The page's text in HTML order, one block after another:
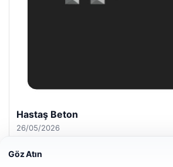
Enes Kaplan Avukatlık Bürosu
28/04/2026
Göz Atın